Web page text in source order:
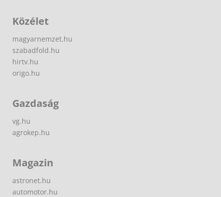
Közélet
magyarnemzet.hu
szabadfold.hu
hirtv.hu
origo.hu
Gazdaság
vg.hu
agrokep.hu
Magazin
astronet.hu
automotor.hu